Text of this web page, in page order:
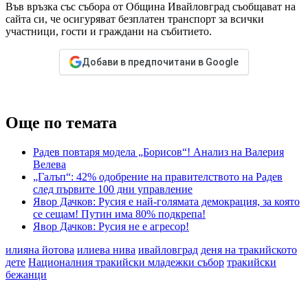
Във връзка със събора от Община Ивайловград съобщават на
сайта си, че осигуряват безплатен транспорт за всички
участници, гости и граждани на събитието.
Добави в предпочитани в Google
Още по темата
Радев повтаря модела „Борисов“! Анализ на Валерия
Велева
„Галъп“: 42% одобрение на правителството на Радев
след първите 100 дни управление
Явор Дачков: Русия е най-голямата демокрация, за която
се сещам! Путин има 80% подкрепа!
Явор Дачков: Русия не е агресор!
илияна йотова илиева нива ивайловград деня на тракийското
дете Националния тракийски младежки събор тракийски
бежанци